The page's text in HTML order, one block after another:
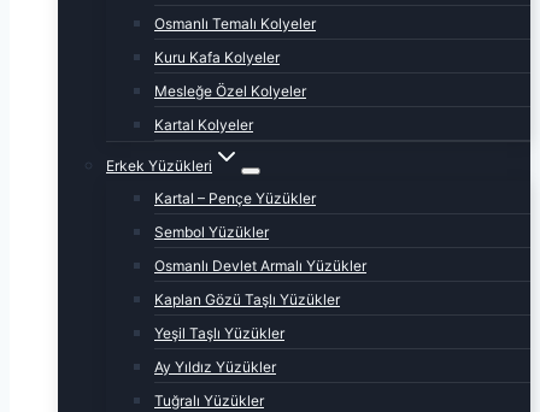
Osmanlı Temalı Kolyeler
Kuru Kafa Kolyeler
Mesleğe Özel Kolyeler
Kartal Kolyeler
Erkek Yüzükleri
Kartal – Pençe Yüzükler
Sembol Yüzükler
Osmanlı Devlet Armalı Yüzükler
Kaplan Gözü Taşlı Yüzükler
Yeşil Taşlı Yüzükler
Ay Yıldız Yüzükler
Tuğralı Yüzükler